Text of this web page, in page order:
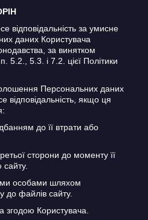
відповідальність за умисне
даних Користувача
за винятком
5.2., 5.3. і 7.2. цієї Політики
Персональних даних
відповідальність, якщо ця
до її втрати або
сторони до моменту її
особами шляхом
до файлів сайту.
згодою Користувача.